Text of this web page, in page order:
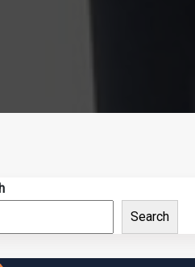
Search